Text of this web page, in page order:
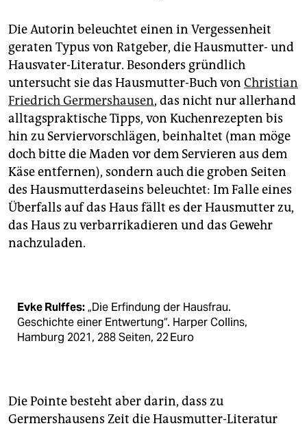
Die Autorin beleuchtet einen in Vergessenheit
geraten Typus von Ratgeber, die Hausmutter- und
Hausvater-Literatur. Besonders gründlich
untersucht sie das Hausmutter-Buch von Christian
Friedrich Germershausen, das nicht nur allerhand
alltagspraktische Tipps, von Kuchenrezepten bis
hin zu Serviervorschlägen, beinhaltet (man möge
doch bitte die Maden vor dem Servieren aus dem
Käse entfernen), sondern auch die groben Seiten
des Hausmutterdaseins beleuchtet: Im Falle eines
Überfalls auf das Haus fällt es der Hausmutter zu,
das Haus zu verbarrikadieren und das Gewehr
nachzuladen.
Evke Rulffes:„Die Erfindung der Hausfrau.
Geschichte einer Entwertung“. Harper Collins,
Hamburg 2021, 288 Seiten, 22 Euro
Die Pointe besteht aber darin, dass zu
Germershausens Zeit die Hausmutter-Literatur